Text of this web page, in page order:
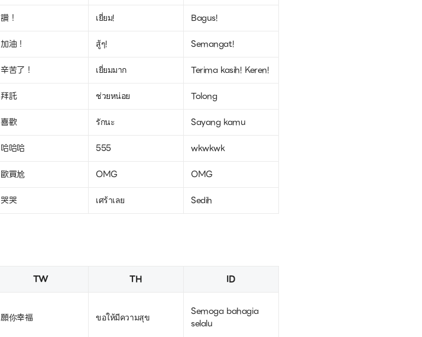
讚！ เยี่ยม!
Bagus!
加油！ สู้ๆ!
Semangat!
辛苦了！ เยี่ยมมาก
Terima kasih! Keren!
拜託 ช่วยหน่อย
Tolong
喜歡 รักนะ
Sayang kamu
哈哈哈 555
wkwkwk
歐買尬 OMG
OMG
哭哭 เศร้าเลย Sedih
TW TH ID
願你幸福 ขอให้มีความสุข
Semoga bahagia
selalu